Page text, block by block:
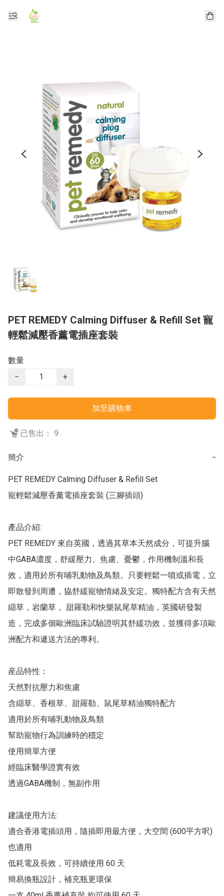
PET REMEDY Calming Diffuser & Refill Set 寵
輕鬆減壓香薰電插座套裝
數量
−
+
加至購物車
已售出： 9
簡介 −
PET REMEDY Calming Diffuser & Refill Set
寵輕鬆減壓香薰電插座套裝 (三腳插頭)
產品介紹:
PET REMEDY 來自英國，透過其草本天然成分，可提升腦
中GABA濃度，舒緩壓力、焦慮、憂鬱，作用機制溫和長
效，適用於所有哺乳動物及鳥類。只要輕鬆一噴或插電，立
即散發到周遭，協舒緩寵物情緒及安定。獨特配方含有天然
纈草，岩蘭草， 甜羅勒和快樂鼠尾草精油，英國研發製
造，完成多個歐洲臨床試驗證明其舒緩功效，並獲得多項歐
洲配方和遞送方法的專利。
産品特性：
天然對抗壓力和焦慮
含纈草、香根草、甜羅勒、鼠尾草精油獨特配方
適用於所有哺乳動物及鳥類
幫助寵物行為訓練時的穩定
使用簡單方便
經臨床醫學證實有效
透過GABA機制，無副作用
建議使用方法:
適合香港電插頭用，隨插即用最方便，大空間 (600平方呎)
也適用
低耗電及長效，可持續使用 60 天
簡易換瓶設計，補充瓶更環保